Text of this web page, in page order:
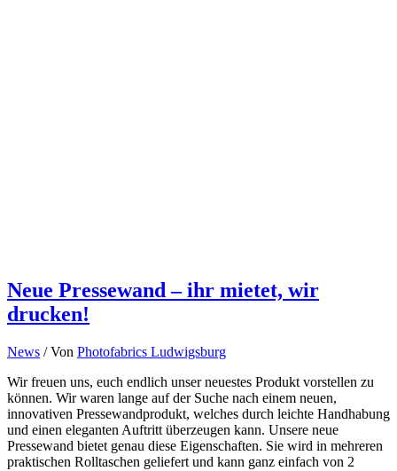
Neue Pressewand – ihr mietet, wir
drucken!
News / Von Photofabrics Ludwigsburg
Wir freuen uns, euch endlich unser neuestes Produkt vorstellen zu
können. Wir waren lange auf der Suche nach einem neuen,
innovativen Pressewandprodukt, welches durch leichte Handhabung
und einen eleganten Auftritt überzeugen kann. Unsere neue
Pressewand bietet genau diese Eigenschaften. Sie wird in mehreren
praktischen Rolltaschen geliefert und kann ganz einfach von 2